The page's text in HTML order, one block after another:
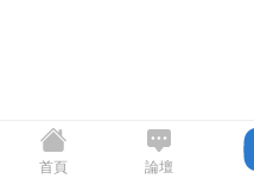
首頁 論壇